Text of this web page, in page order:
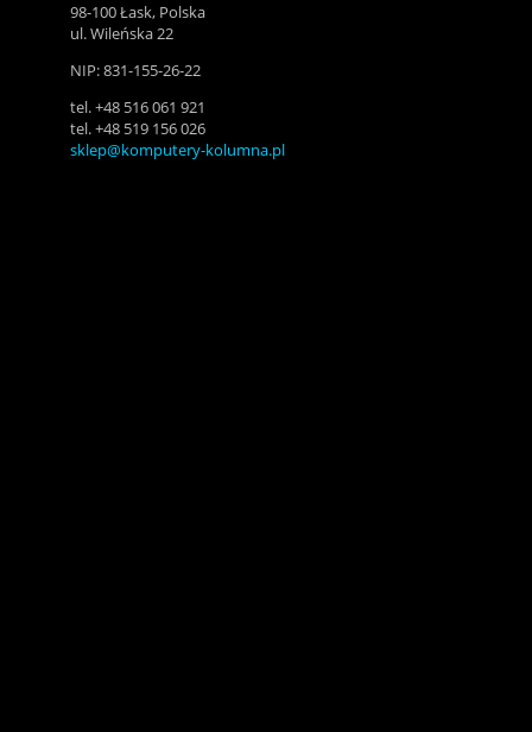
98-100 Łask, Polska
ul. Wileńska 22
NIP: 831-155-26-22
tel. +48 516 061 921
tel. +48 519 156 026
sklep@komputery-kolumna.pl